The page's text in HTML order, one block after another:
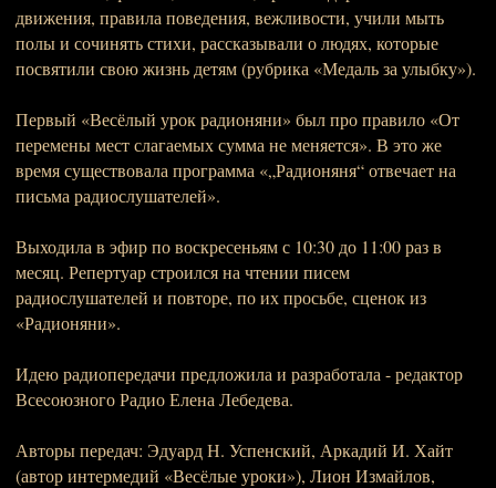
движения, правила поведения, вежливости, учили мыть
полы и сочинять стихи, рассказывали о людях, которые
посвятили свою жизнь детям (рубрика «Медаль за улыбку»).
Первый «Весёлый урок радионяни» был про правило «От
перемены мест слагаемых сумма не меняется». В это же
время существовала программа «„Радионяня“ отвечает на
письма радиослушателей».
Выходила в эфир по воскресеньям с 10:30 до 11:00 раз в
месяц. Репертуар строился на чтении писем
радиослушателей и повторе, по их просьбе, сценок из
«Радионяни».
Идею радиопередачи предложила и разработала - редактор
Всеcоюзного Радио Елена Лебедева.
Авторы передач: Эдуард Н. Успенский, Аркадий И. Хайт
(автор интермедий «Весёлые уроки»), Лион Измайлов,